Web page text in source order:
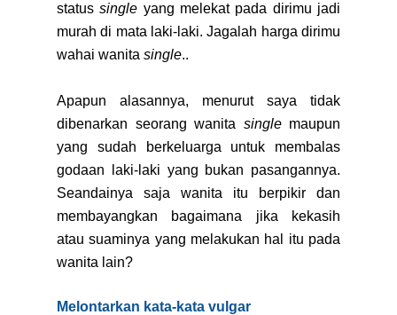
statussingle yang melekat pada dirimu jadi
murah di mata laki-laki. Jagalah harga dirimu
wahai wanita single..
Apapun alasannya, menurut saya tidak
dibenarkan seorang wanita singlemaupun
yang sudah berkeluarga untuk membalas
godaan laki-laki yang bukan pasangannya.
Seandainya saja wanita itu berpikir dan
membayangkan bagaimana jika kekasih
atau suaminya yang melakukan hal itu pada
wanita lain?
Melontarkan kata-kata vulgar